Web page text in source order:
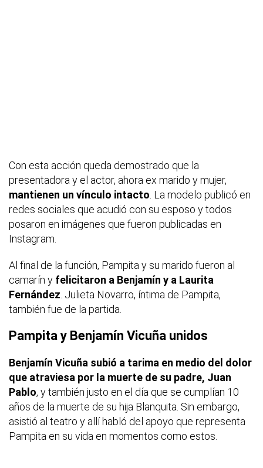
Con esta acción queda demostrado que la
presentadora y el actor, ahora ex marido y mujer,
mantienen un vínculo intacto . La modelo publicó en
redes sociales que acudió con su esposo y todos
posaron en imágenes que fueron publicadas en
Instagram.
Al final de la función, Pampita y su marido fueron al
camarín y felicitaron a Benjamín y a Laurita
Fernández . Julieta Novarro, íntima de Pampita,
también fue de la partida.
Pampita y Benjamín Vicuña unidos
Benjamín Vicuña subió a tarima en medio del dolor
que atraviesa por la muerte de su padre, Juan
Pablo, y también justo en el día que se cumplían 10
años de la muerte de su hija Blanquita. Sin embargo,
asistió al teatro y allí habló del apoyo que representa
Pampita en su vida en momentos como estos.